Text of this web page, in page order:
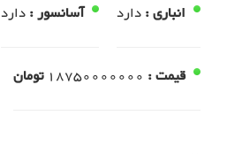
انباری :دارد آسانسور :دارد
قیمت : تومان